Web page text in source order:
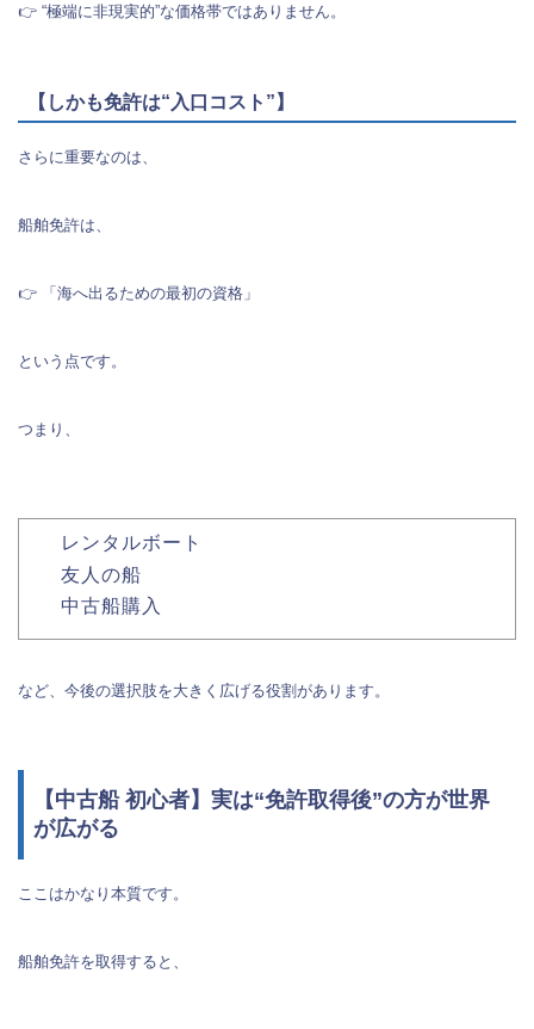
👉 “極端に非現実的”な価格帯ではありません。
【しかも免許は“入口コスト”】
さらに重要なのは、
船舶免許は、
👉 「海へ出るための最初の資格」
という点です。
つまり、
レンタルボート
友人の船
中古船購入
など、今後の選択肢を大きく広げる役割があります。
【中古船 初心者】実は“免許取得後”の方が世界
が広がる
ここはかなり本質です。
船舶免許を取得すると、